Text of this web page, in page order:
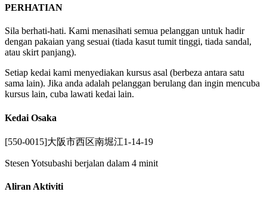
PERHATIAN
Sila berhati-hati. Kami menasihati semua pelanggan untuk hadir
dengan pakaian yang sesuai (tiada kasut tumit tinggi, tiada sandal,
atau skirt panjang).
Setiap kedai kami menyediakan kursus asal (berbeza antara satu
sama lain). Jika anda adalah pelanggan berulang dan ingin mencuba
kursus lain, cuba lawati kedai lain.
Kedai Osaka
[550-0015]大阪市西区南堀江1-14-19
Stesen Yotsubashi berjalan dalam 4 minit
Aliran Aktiviti